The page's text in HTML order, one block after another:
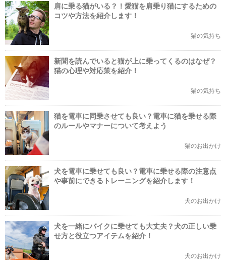
肩に乗る猫がいる？！愛猫を肩乗り猫にするための
コツや方法を紹介します！
猫の気持ち
新聞を読んでいると猫が上に乗ってくるのはなぜ？
猫の心理や対応策を紹介！
猫の気持ち
猫を電車に同乗させても良い？電車に猫を乗せる際
のルールやマナーについて考えよう
猫のお出かけ
犬を電車に乗せても良い？電車に乗せる際の注意点
や事前にできるトレーニングを紹介します！
犬のお出かけ
犬を一緒にバイクに乗せても大丈夫？犬の正しい乗
せ方と役立つアイテムを紹介！
犬のお出かけ